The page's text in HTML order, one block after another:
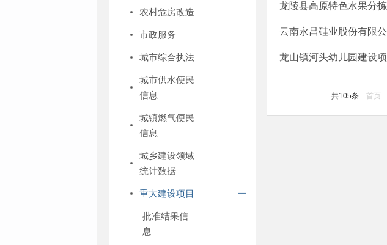
农村危房改造
市政服务
城市综合执法
城市供水便民
信息
城镇燃气便民
信息
城乡建设领域
统计数据
重大建设项目
批准结果信
息
龙陵县高原特色水果分
云南永昌硅业股份有限
龙山镇河头幼儿园建设
共105条 首页